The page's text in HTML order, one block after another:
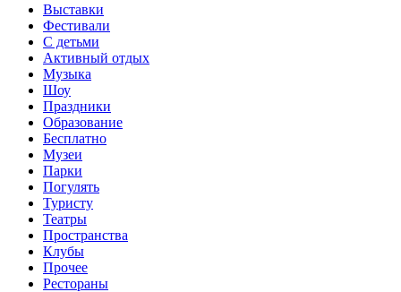
Выставки
Фестивали
С детьми
Активный отдых
Музыка
Шоу
Праздники
Образование
Бесплатно
Музеи
Парки
Погулять
Туристу
Театры
Пространства
Клубы
Прочее
Рестораны